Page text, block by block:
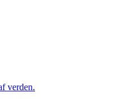
verden.